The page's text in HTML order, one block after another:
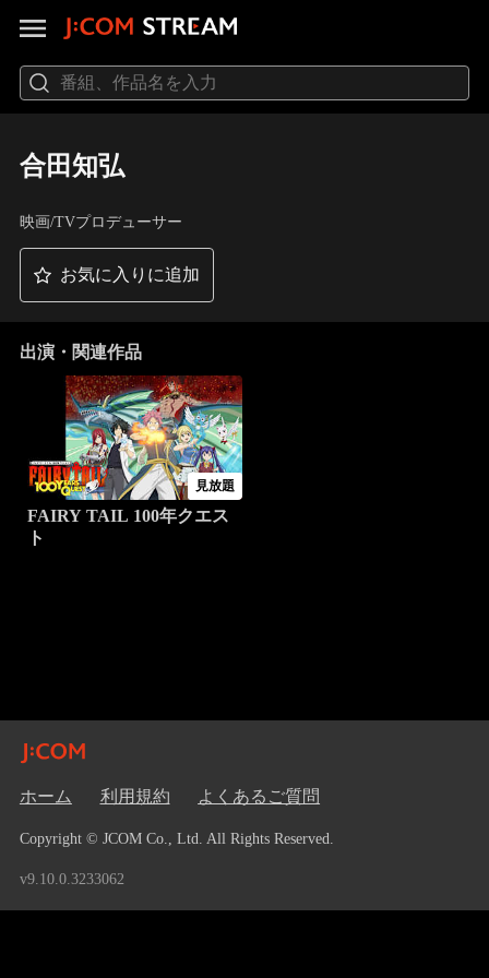
合田知弘
映画/TVプロデューサー
お気に入りに追加
出演・関連作品
見放題
FAIRY TAIL 100年クエス
ト
ホーム 利用規約 よくあるご質問
Copyright © JCOM Co., Ltd. All Rights Reserved.
v9.10.0.3233062